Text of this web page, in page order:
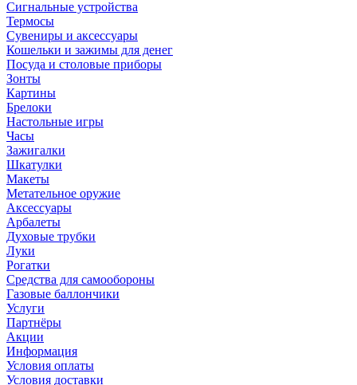
Сигнальные устройства
Термосы
Сувениры и аксессуары
Кошельки и зажимы для денег
Посуда и столовые приборы
Зонты
Картины
Брелоки
Настольные игры
Часы
Зажигалки
Шкатулки
Макеты
Метательное оружие
Аксессуары
Арбалеты
Духовые трубки
Луки
Рогатки
Средства для самообороны
Газовые баллончики
Услуги
Партнёры
Акции
Информация
Условия оплаты
Условия доставки